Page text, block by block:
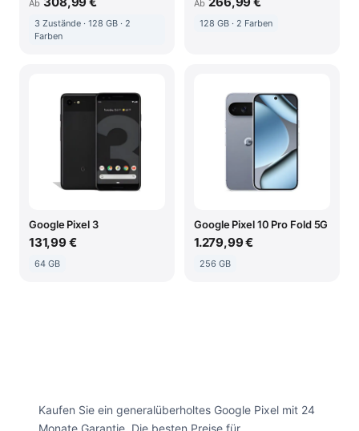
Ab
3 Zustände · 128 GB · 2
Farben
Ab
128 GB · 2 Farben
Google Pixel 3
131,99 €
64 GB
Google Pixel 10 Pro Fold 5G
1.279,99 €
256 GB
Kaufen Sie ein generalüberholtes Google Pixel mit 24
Monate Garantie. Die besten Preise für